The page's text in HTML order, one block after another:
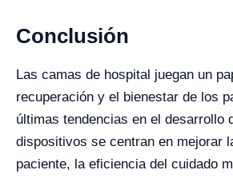
Conclusión
Las camas de hospital juegan un
recuperación y el bienestar de los
últimas tendencias en el desarrollo
dispositivos se centran en mejorar
paciente, la eficiencia del cuidado